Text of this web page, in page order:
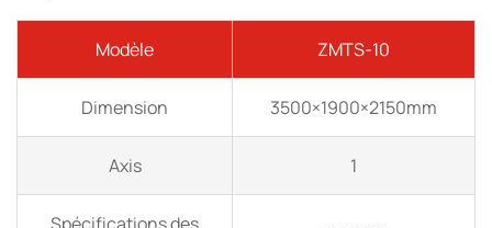
Modèle ZMTS-10
Dimension 3500×1900×2150mm
Axis 1